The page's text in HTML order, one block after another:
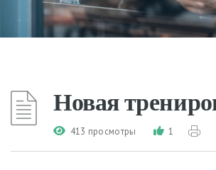
Новая
413 просмотры 1